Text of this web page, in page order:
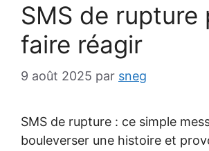
SMS de rupture
faire réagir
9 août 2025 par sneg
SMS de rupture : ce simple
bouleverser une histoire et